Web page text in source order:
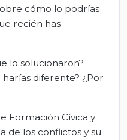
cómo lo podrías
recién has
lo solucionaron?
diferente? ¿Por
Formación Cívica y
de los conflictos y su